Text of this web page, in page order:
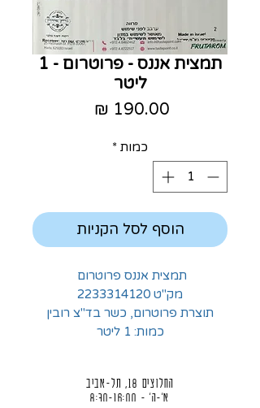
תמצית אננס - פרוטרום - 1
ליטר
כמות *
הוסף לסל הקניות
תמצית אננס פרוטרום
מק"ט 2233314120
תוצרת פרוטרום, כשר בד"צ רובין
כמות: 1 ליטר
החלוצים 18, תל-אביב
א'-ה' - 8:30-16:00